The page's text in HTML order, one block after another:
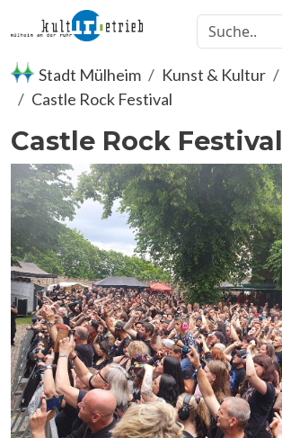
Direkt zum Inhalt
Stadt Mülheim Kunst & Kultur
Castle Rock Festival
Castle Rock Festival